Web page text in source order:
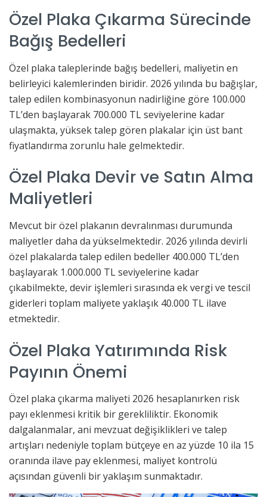
Özel Plaka Çıkarma Sürecinde
Bağış Bedelleri
Özel plaka taleplerinde bağış bedelleri, maliyetin en
belirleyici kalemlerinden biridir. 2026 yılında bu bağışlar,
talep edilen kombinasyonun nadirliğine göre 100.000
TL’den başlayarak 700.000 TL seviyelerine kadar
ulaşmakta, yüksek talep gören plakalar için üst bant
fiyatlandırma zorunlu hale gelmektedir.
Özel Plaka Devir ve Satın Alma
Maliyetleri
Mevcut bir özel plakanın devralınması durumunda
maliyetler daha da yükselmektedir. 2026 yılında devirli
özel plakalarda talep edilen bedeller 400.000 TL’den
başlayarak 1.000.000 TL seviyelerine kadar
çıkabilmekte, devir işlemleri sırasında ek vergi ve tescil
giderleri toplam maliyete yaklaşık 40.000 TL ilave
etmektedir.
Özel Plaka Yatırımında Risk
Payının Önemi
Özel plaka çıkarma maliyeti 2026 hesaplanırken risk
payı eklenmesi kritik bir gerekliliktir. Ekonomik
dalgalanmalar, ani mevzuat değişiklikleri ve talep
artışları nedeniyle toplam bütçeye en az yüzde 10 ila 15
oranında ilave pay eklenmesi, maliyet kontrolü
açısından güvenli bir yaklaşım sunmaktadır.